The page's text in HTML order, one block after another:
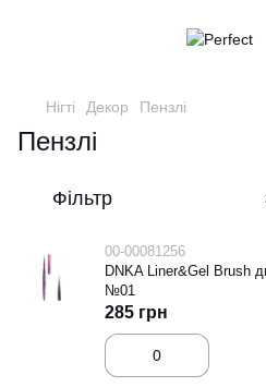
Нігті Декор Пензлі
Пензлі
Фільтр
00-00081256
DNKA Liner&Gel Brush
№01
285 грн